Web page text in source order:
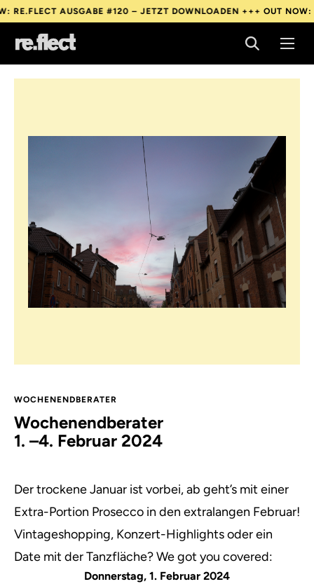
AUSGABE #120 – JETZT DOWNLOADEN +++OUT NOW:
AUSGABE #120 – JETZT DOWNLOADEN +++
WOCHENENDBERATER
Wochenendberater
1. –4. Februar 2024
Der trockene Januar ist vorbei, ab geht’s mit einer
Extra-Portion Prosecco in den extralangen Februar!
Vintageshopping, Konzert-Highlights oder ein
Date mit der Tanzfläche? We got you covered:
Donnerstag, 1. Februar 2024